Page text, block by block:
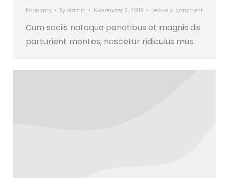
Economy By admin November 3, 2019 Leave a comment
Cum sociis natoque penatibus et magnis dis
parturient montes, nascetur ridiculus mus.